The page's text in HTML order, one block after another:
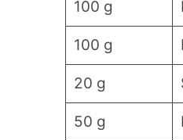
100 g
100 g
20 g
50 g